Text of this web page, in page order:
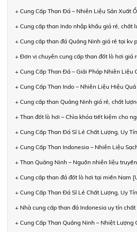
+ Cung Cấp Than Đá – Nhiên Liệu Sản Xuất
+ Cung cấp than Indo nhập khẩu giá rẻ, chất
+ Cung cấp than đá Quảng Ninh giá rẻ tại kv
+ Đơn vị chuyên cung cấp than đốt lò hơi giá
+ Cung Cấp Than Đá – Giải Pháp Nhiên Liệu
+ Cung Cấp Than Indo – Nhiên Liệu Hiệu
+ Cung cấp than Quảng Ninh giá rẻ, chất
+ Than đốt lò hơi – Chìa khóa tiết kiệm cho
+ Cung Cấp Than Đá Sỉ Lẻ Chất Lượng, Uy
+ Cung Cấp Than Indonesia – Nhiên Liệu
+ Than Quảng Ninh – Nguồn nhiên liệu
+ Cung cấp than đá đốt lò hơi tại miền Nam
+ Cung Cấp Than Đá Sỉ Lẻ Chất Lượng, Uy
+ Nhà cung cấp than đá Indonesia uy tín
+ Cung Cấp Than Quảng Ninh – Nhiệt Lượng